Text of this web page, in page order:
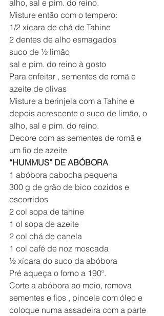
alho, sal e pim. do reino.
Misture então com o tempero:
1/2 xícara de chá de Tahine
2 dentes de alho esmagados
suco de ½ limão
sal e pim. do reino à gosto
Para enfeitar , sementes de romã e
azeite de olivas
Misture a berinjela com a Tahine e
depois acrescente o suco de limão, o
alho, sal e pim. do reino.
Decore com as sementes de romã e
um fio de azeite
“HUMMUS” DE ABÓBORA
1 abóbora cabocha pequena
300 g de grão de bico cozidos e
escorridos
2 col sopa de tahine
1 ol sopa de azeite
2 col chá de canela
1 col café de noz moscada
½ xícara do suco da abóbora
Pré aqueça o forno a 190º.
Corte a abóbora ao meio, remova
sementes e fios , pincele com óleo e
coloque numa assadeira com a parte